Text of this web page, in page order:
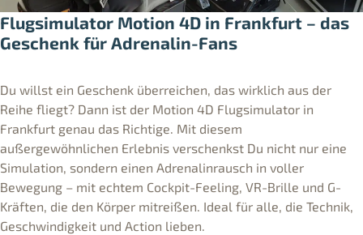
Flugsimulator Motion 4D in Frankfurt – das
Geschenk für Adrenalin-Fans
Du willst ein Geschenk überreichen, das wirklich aus der
Reihe fliegt? Dann ist der Motion 4D Flugsimulator in
Frankfurt genau das Richtige. Mit diesem
außergewöhnlichen Erlebnis verschenkst Du nicht nur eine
Simulation, sondern einen Adrenalinrausch in voller
Bewegung – mit echtem Cockpit-Feeling, VR-Brille und G-
Kräften, die den Körper mitreißen. Ideal für alle, die Technik,
Geschwindigkeit und Action lieben.